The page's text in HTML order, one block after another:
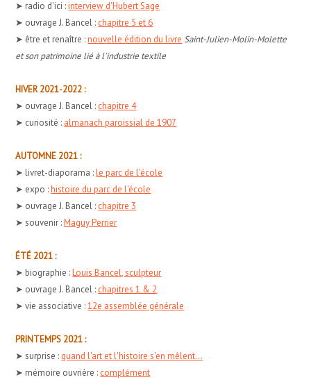
➤ radio d'ici :interview d'Hubert Sage
➤ ouvrage J. Bancel : chapitre 5 et 6
➤ être et renaître :nouvelle édition du livre Saint-Julien-Molin-Molette
et son patrimoine lié à l'industrie textile
HIVER 2021-2022 :
➤ ouvrage J. Bancel : chapitre 4
➤ curiosité : almanach paroissial de 1907
AUTOMNE 2021 :
➤ livret-diaporama :le parc de l'école
➤ expo :histoire du parc de l'école
➤ ouvrage J. Bancel : chapitre 3
➤ souvenir :Maguy Perrier
ÉTÉ 2021 :
➤ biographie :Louis Bancel, sculpteur
➤ ouvrage J. Bancel : chapitres 1 & 2
➤ vie associative :12e assemblée générale
PRINTEMPS 2021 :
➤ surprise : quand l'art et l'histoire s'en mêlent...
➤ mémoire ouvrière : complément